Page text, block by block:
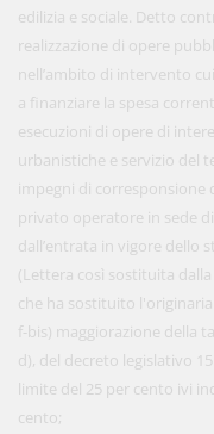
edilizia e sociale. Detto
realizzazione di opere
nell’ambito di intervento
a finanziare la spesa
esecuzioni di opere di
urbanistiche e servizio del
impegni di
privato operatore in sede
dall’entrata in vigore dello
(Lettera così sostituita
che ha sostituito
f-bis) maggiorazione della
d), del decreto legislativo
limite del 25 per cento ivi
cento;